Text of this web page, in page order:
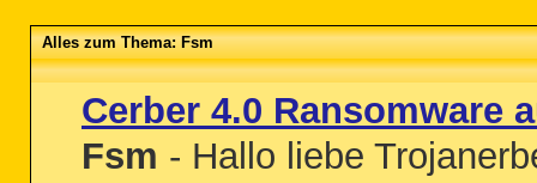
Alles zum Thema: Fsm
Cerber 4.0 Ransomware
Fsm - Hallo liebe